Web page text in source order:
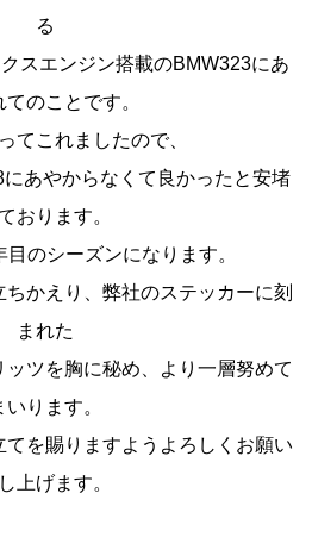
る
スエンジン搭載のBMW323にあ
てのことです。
てこれましたので、
あやからなくて良かったと安堵
おります。
のシーズンになります。
かえり、 弊社のステッカーに刻
まれた
ツを胸に秘め、より一層努めて
いります。
を賜りますようよろしくお願い
上げます。